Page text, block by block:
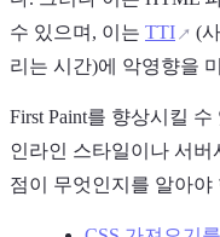
수 있으며, 이는 TTI
(
리는 시간)에 악영향을
First Paint를 향상시킬
인라인 스타일이나 서
점이 무엇인지를 알아야